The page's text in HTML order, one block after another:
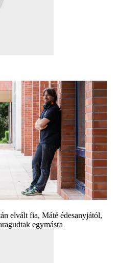
elvált fia, Máté édesanyjától,
egymásra